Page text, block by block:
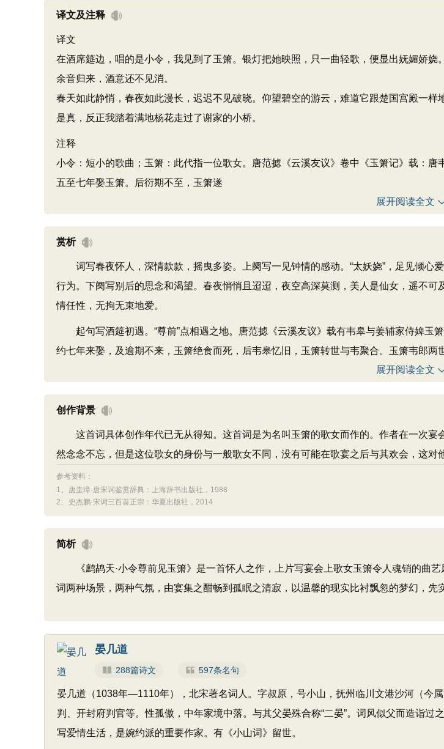
译文及注释
译文
在酒席筵边，唱的是小令，我见到了玉箫。银灯把她映照，只一曲轻歌，便显出妩媚娇
余音归来，酒意还不见消。
春天如此静悄，春夜如此漫长，迟迟不见破晓。仰望碧空的游云，难道它跟楚国宫殿一
是真，反正我踏着满地杨花走过了谢家的小桥。
注释
小令：短小的歌曲；玉箫：此代指一位歌女。唐范摅《云溪友议》卷中《玉箫记》载：
五至七年娶玉箫。后衍期不至，玉箫遂
展开阅读全文
赏析
词写春夜怀人，深情款款，摇曳多姿。上阕写一见钟情的感动。“太妖娆”，足见倾心
行为。下阕写别后的思念和渴望。春夜悄悄且迢迢，夜空高深莫测，美人是仙女，遥不
情任性，无拘无束地爱。
起句写酒筵初遇。“尊前”点相遇之地。唐范摅《云溪友议》载有韦皋与姜辅家侍婢玉
约七年来娶，及逾期不来，玉箫绝食而死，后韦皋忆旧，玉箫转世与韦聚合。玉箫韦郎
展开阅读全文
创作背景
这首词具体创作年代已无从得知。这首词是为名叫玉箫的歌女而作的。作者在一次宴
然念念不忘，但是这位歌女的身份与一般歌女不同，没有可能在歌宴之后与其欢会，这对
参考资料：
1、
唐圭璋·唐宋词鉴赏辞典：上海辞书出版社，1988
2、
史杰鹏·宋词三百首正宗：华夏出版社，2014
简析
《鹧鸪天·小令尊前见玉箫》是一首怀人之作，上片写宴会上歌女玉箫令人魂销的曲艺
词两种场景，两种气氛，由宴集之酣畅到孤眠之清寂，以温馨的现实比衬飘忽的梦幻，先
晏几道
288篇诗文 597条名句
晏几道（1038年—1110年），北宋著名词人。字叔原，号小山，抚州临川文港沙河（今
判、开封府判官等。性孤傲，中年家境中落。与其父晏殊合称“二晏”。词风似父而造诣
写爱情生活，是婉约派的重要作家。有《小山词》留世。